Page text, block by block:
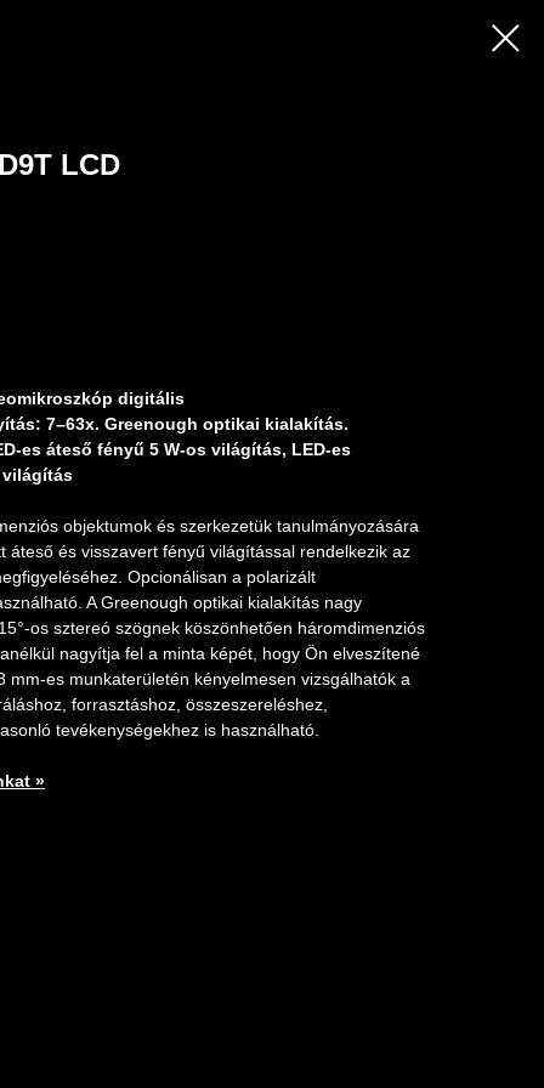
LCD
digitális
7–63x. Greenough optikai kialakítás.
es áteső fényű 5 W-os világítás, LED-es
világítás
objektumok és szerkezetük tanulmányozására
áteső és visszavert fényű világítással rendelkezik az
Opcionálisan a polarizált
A Greenough optikai kialakítás nagy
os sztereó szögnek köszönhetően háromdimenziós
nagyítja fel a minta képét, hogy Ön elveszítené
mm-es munkaterületén kényelmesen vizsgálhatók a
forrasztáshoz, összeszereléshez,
tevékenységekhez is használható.
»